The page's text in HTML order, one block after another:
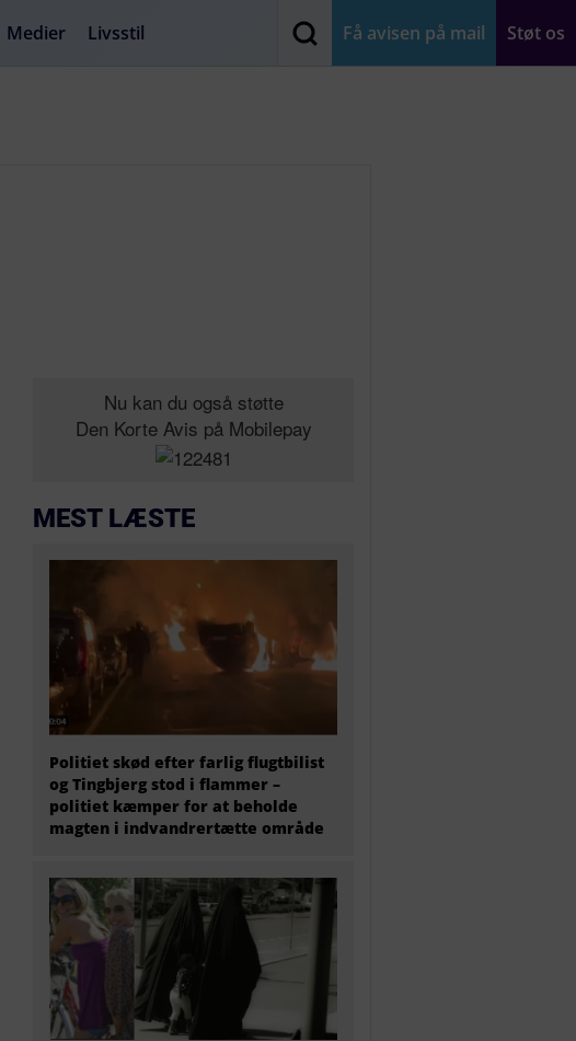
Få avisen på mail Støt os
Medier Livsstil
Nu kan du også støtte
Den Korte Avis på Mobilepay
MEST LÆSTE
Politiet skød efter farlig flugtbilist
og Tingbjerg stod i flammer –
politiet kæmper for at beholde
magten i indvandrertætte område